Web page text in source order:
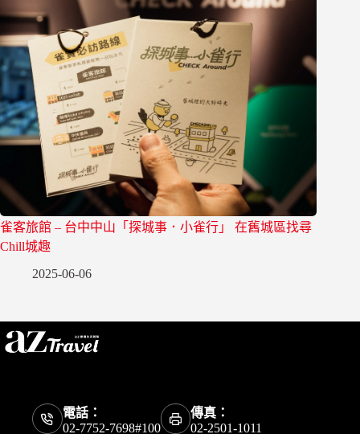
雀客旅館 – 台中中山「探城事．小雀行」 在舊城區找尋
Chill城趣
2025-06-06
電話：
02-7752-7698#100
傳真：
02-2501-1011